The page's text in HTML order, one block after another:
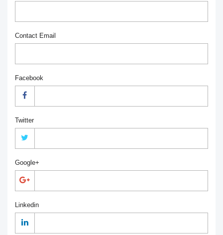
Contact Email
Facebook
Twitter
Google+
Linkedin